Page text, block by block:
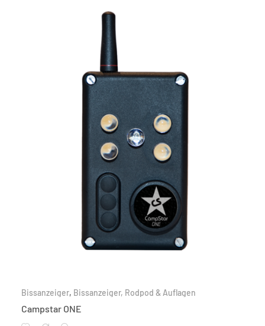
Bissanzeiger, Bissanzeiger, Rodpod & Auflagen
Campstar ONE